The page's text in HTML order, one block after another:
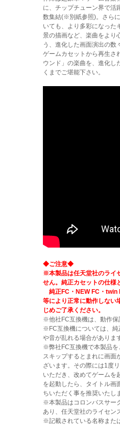
に、チップチューン界で活
数集結(※別紙参照)。さら
いても、より多彩になった
景の描画など、楽曲をより
う、進化した画面演出の数
ゲームカセットから再生さ
ウンド」の楽曲を、進化し
くまでご堪能下さい。
◆ご注意◆
※本製品は任天堂社のライ
せん。純正カセットの仕様
純正FC・NEW FC・twin
等により正常に動作しない
じめご了承ください。
※他社FC互換機は、動作保
※FC互換機については、純
や音が乱れる場合がありま
※弊社FC互換機で本製品を
スキップするとまれに画面
ざいます。その際には1度
いただき、改めてゲームを
を起動したら、タイトル画
ちいただく事を推奨いたし
※本製品はコロンバスサー
あり、任天堂社のライセン
※記載されている名称また